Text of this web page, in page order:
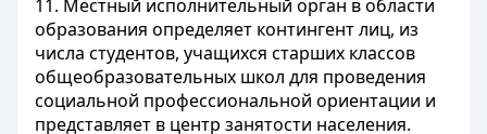
11. Местный исполнительный орган в области
образования определяет контингент лиц, из
числа студентов, учащихся старших классов
общеобразовательных школ для проведения
социальной профессиональной ориентации и
представляет в центр занятости населения.